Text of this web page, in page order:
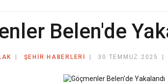
Belen'de
ŞEHIR HABERLERI 30 TEMMUZ 2025